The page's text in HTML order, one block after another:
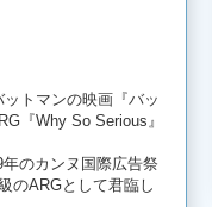
トマンの映画『バッ
『Why So Serious』
のカンヌ国際広告祭
のARGとして君臨し